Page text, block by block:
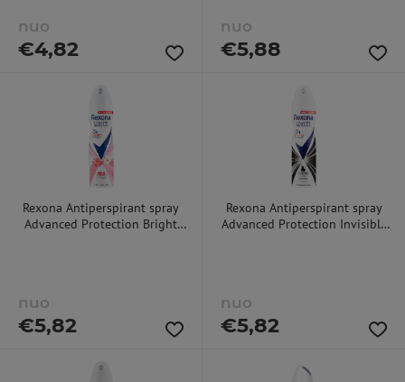
nuo
€4,82
nuo
€5,88
Rexona Antiperspirant spray
Advanced Protection Bright
nuo
€5,82
Rexona Antiperspirant spray
Advanced Protection Invisible
nuo
€5,82